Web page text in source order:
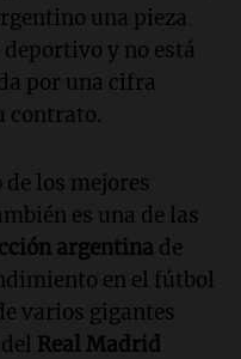
una pieza
y no está
por una cifra
contrato.
los mejores
es una de las
argentina de
en el fútbol
varios gigantes
Real Madrid